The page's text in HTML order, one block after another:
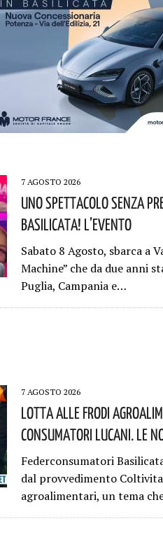
7 AGOSTO 2026
Uno Spettacolo Senza
Basilicata! L’evento
Sabato 8 Agosto, sbarca a
Machine” che da due anni
Puglia, Campania e…
7 AGOSTO 2026
Lotta Alle Frodi
Consumatori Lucani. Le
Federconsumatori
dal provvedimento
agroalimentari, un tema